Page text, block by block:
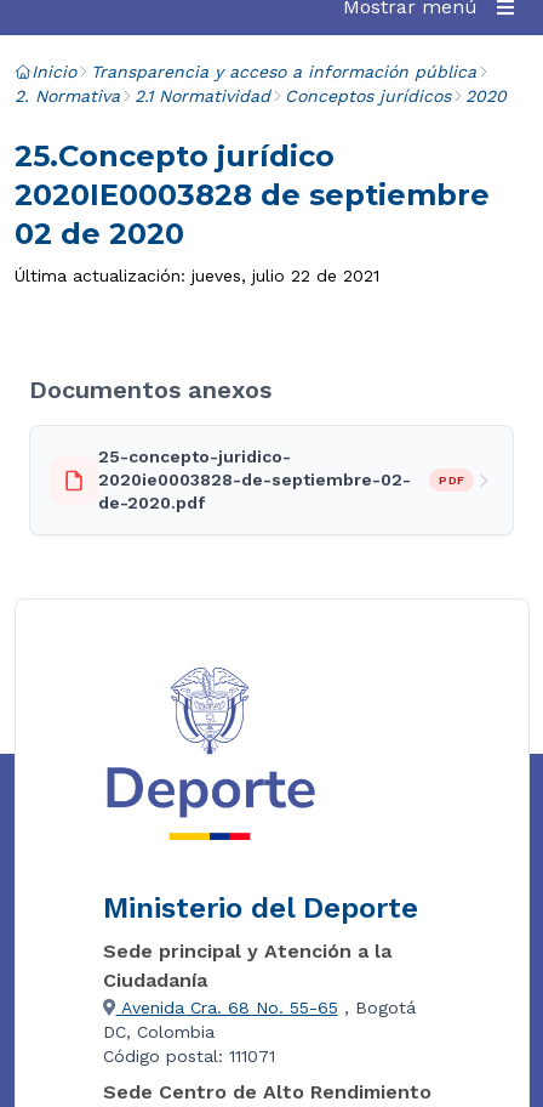
Mostrar menú
Inicio
Transparencia y acceso a información pública
2. Normativa
2.1 Normatividad Conceptos jurídicos 2020
25.Concepto jurídico
2020IE0003828 de septiembre
02 de 2020
Última actualización: jueves, julio 22 de 2021
Documentos anexos
25-concepto-juridico-
2020ie0003828-de-septiembre-02-
de-2020.pdf
PDF
Ministerio del Deporte
Sede principal y Atención a la
Ciudadanía
Avenida Cra. 68 No. 55-65 , Bogotá
DC, Colombia
Código postal: 111071
Sede Centro de Alto Rendimiento